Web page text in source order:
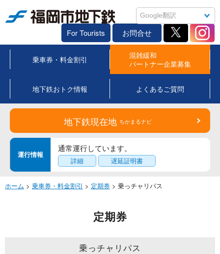
For Tourists お問合せ
乗車券・料金割引
混雑緩和
パートナー企業募集
地下鉄おトク情報 よくあるご質問
地下鉄現在地 ちかまるナビ
運行情報
通常運行しています。
詳細 遅延証明書
ホーム > 乗車券・料金割引 > 定期券 > 乗っチャリパス
定期券
乗っチャリパス